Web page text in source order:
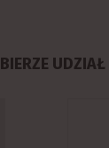
BIERZE